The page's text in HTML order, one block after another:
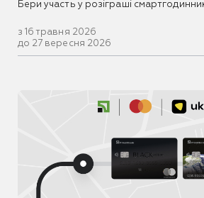
Бери участь у розіграші
з 16 травня 2026
до 27 вересня 2026